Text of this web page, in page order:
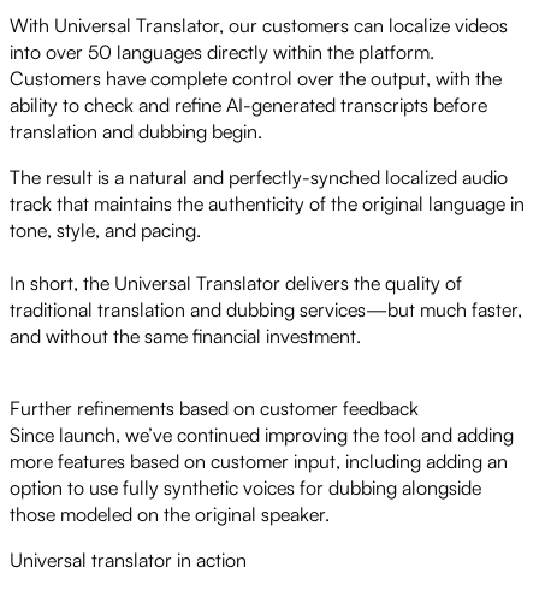
With Universal Translator, our customers can localize videos
into over 50 languages directly within the platform.
Customers have complete control over the output, with the
ability to check and refine AI-generated transcripts before
translation and dubbing begin.
The result is a natural and perfectly-synched localized audio
track that maintains the authenticity of the original language in
tone, style, and pacing.
In short, the Universal Translator delivers the quality of
traditional translation and dubbing services—but much faster,
and without the same financial investment.
Further refinements based on customer feedback
Since launch, we’ve continued improving the tool and adding
more features based on customer input, including adding an
option to use fully synthetic voices for dubbing alongside
those modeled on the original speaker.
Universal translator in action